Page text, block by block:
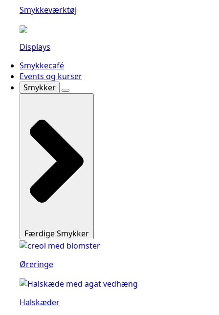
Smykkeværktøj
Displays
Smykkecafé
Events og kurser
Smykker
Færdige Smykker
Øreringe
Halskæder